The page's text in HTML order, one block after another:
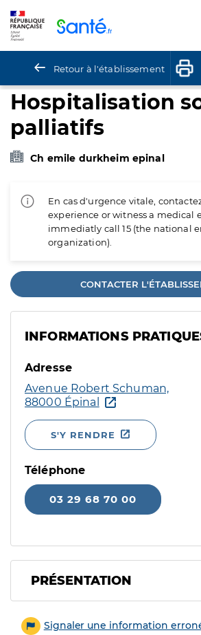
Retour à l'établissement
Hospitalisation
palliatifs
Ch emile durkheim epinal
En cas d'urgence vitale,
experience or witness a medical
immediatly call 15 (the national
organization).
CONTACTER
INFORMATIONS
Adresse
Avenue Robert Schuman,
88000 Épinal
S'Y RENDRE
Téléphone
03 29 68 70 00
PRÉSENTATION
Signaler une information